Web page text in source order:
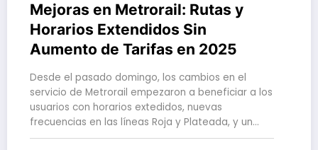
Mejoras en Metrorail: Rutas y
Horarios Extendidos Sin
Aumento de Tarifas en 2025
Desde el pasado domingo, los cambios en el
servicio de Metrorail empezaron a beneficiar a los
usuarios con horarios extedidos, nuevas
frecuencias en las líneas Roja y Plateada, y un…